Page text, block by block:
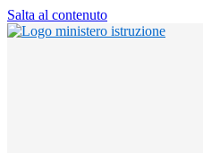
Salta al contenuto